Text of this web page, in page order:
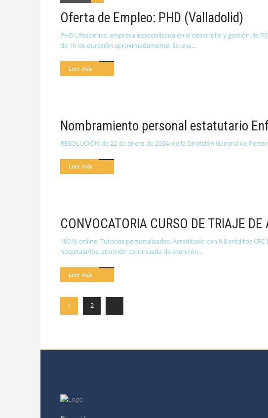
Oferta de Empleo: PHD (Valladolid)
PHD Lifescience, empresa especializada en el desarrollo y gestión de
de 1h de duración aproximadamente. Es una
Leer más
Nombramiento personal estatutario
RESOLUCIÓN de 22 de enero de 2024, de la Dirección General de
Leer más
CONVOCATORIA CURSO DE TRIAJE
100 % online. Tutorías personalizadas. Acreditado con 9,8 créditos
hospitalarios, atención continuada de Atención
Leer más
1 2